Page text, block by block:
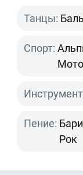
Танцы:
Спорт:
Пение:
Рок